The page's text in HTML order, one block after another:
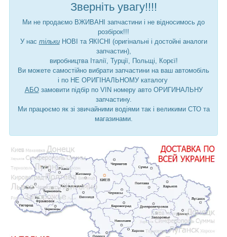
Зверніть увагу!!!!
Ми не продаємо ВЖИВАНІ запчастини і не відносимось до
розбірок!!!
У нас тількиНОВІ та ЯКІСНІ (оригінальні і достойні аналоги
запчастин),
виробництва Італії, Турції, Польщі, Корєї!
Ви можете самостійно вибрати запчастини на ваш автомобіль
і по НЕ ОРИГІНАЛЬНОМУ каталогу
АБОзамовити підбір по VIN номеру авто ОРИГИНАЛЬНУ
запчастину.
Ми працюємо як зі звичайними водіями так і великими СТО та
магазинами.